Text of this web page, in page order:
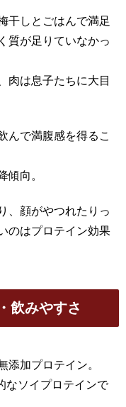
干しとごはんで満足
質が足りていなかっ
肉は息子たちに大目
んで満腹感を得るこ
傾向。
、顔がやつれたりっ
のはプロテイン効果
飲みやすさ
添加プロテイン。
なソイプロテインで